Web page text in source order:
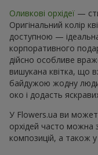
Оливкові орхідеї —
Оригінальний колір
доступною —
корпоративного
дійсно особливе
вишукана квітка, що
байдужою жодну
око і додасть
У Flowers.ua ви
орхідей часто можна
композицій, а також у